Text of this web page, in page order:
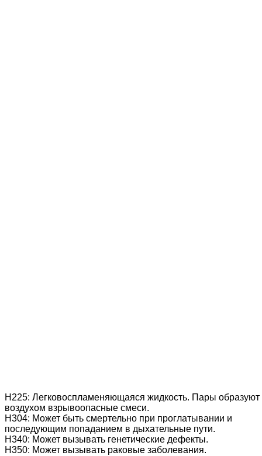
Н225: Легковоспламеняющаяся жидкость. Пары образуют
воздухом взрывоопасные смеси.
Н304: Может быть смертельно при проглатывании и
последующим попаданием в дыхательные пути.
Н340: Может вызывать генетические дефекты.
Н350: Может вызывать раковые заболевания.